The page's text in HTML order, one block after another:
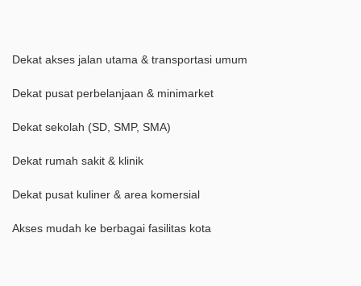
Dekat akses jalan utama & transportasi umum
Dekat pusat perbelanjaan & minimarket
Dekat sekolah (SD, SMP, SMA)
Dekat rumah sakit & klinik
Dekat pusat kuliner & area komersial
Akses mudah ke berbagai fasilitas kota